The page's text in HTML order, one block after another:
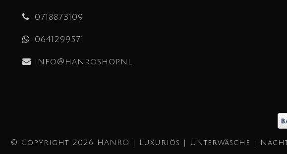
0718873109
0641299571
info@hanroshop.nl
© Copyright 2026 HANRO | Luxuriös | Unterwäsche |